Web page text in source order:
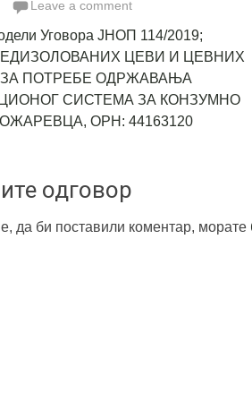
Leave a comment
Уговора ЈНОП 114/2019;
ЦЕВИ И ЦЕВНИХ
ПОТРЕБЕ ОДРЖАВАЊА
СИСТЕМА ЗА КОНЗУМНО
ОРН: 44163120
одговор
да би поставили коментар, морате